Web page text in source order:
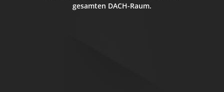
gesamten DACH-Raum.